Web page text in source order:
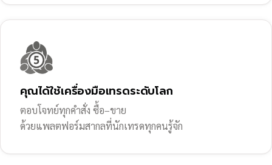
คุณได้ใช้เครื่องมือเทรดระดับโลก
ตอบโจทย์ทุกคำสั่ง ซื้อ–ขาย
ด้วยแพลตฟอร์มสากลที่นักเทรดทุกคนรู้จัก